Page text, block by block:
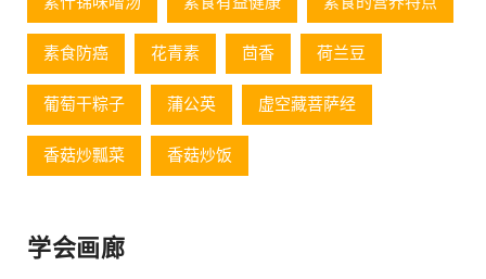
素食防癌 花青素 茴香 荷兰豆
葡萄⼲粽⼦ 蒲公英 虚空藏菩萨经
香菇炒瓢菜 香菇炒饭
学会画廊